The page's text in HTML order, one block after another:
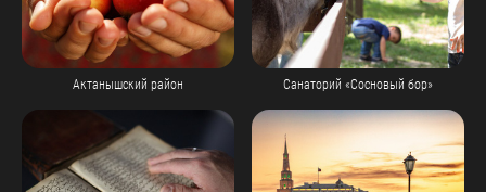
Актанышский район Санаторий «Сосновый бор»